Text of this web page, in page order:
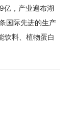
亿，产业遍布湖
国际先进的生产
饮料、植物蛋白